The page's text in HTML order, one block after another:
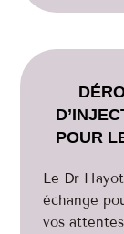
POUR
Le Dr
échange
vos